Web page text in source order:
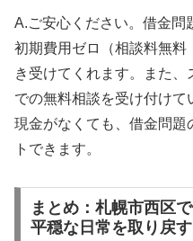
A.ご安心ください。借金問
初期費用ゼロ（相談料無料
き受けてくれます。また
での無料相談を受け付けて
現金がなくても、借金問題
トできます。
まとめ：札幌市西区
平穏な日常を取り戻